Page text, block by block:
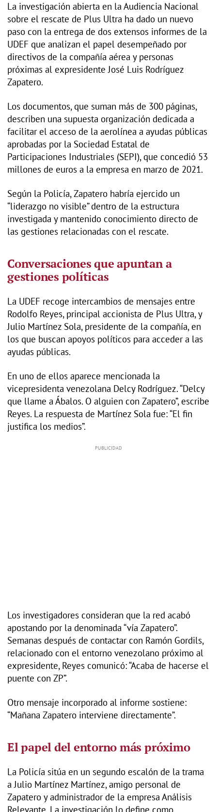
La investigación abierta en la Audiencia Nacional
sobre el rescate de Plus Ultra ha dado un nuevo
paso con la entrega de dos extensos informes de la
UDEF que analizan el papel desempeñado por
directivos de la compañía aérea y personas
próximas al expresidente José Luis Rodríguez
Zapatero.
Los documentos, que suman más de 300 páginas,
describen una supuesta organización dedicada a
facilitar el acceso de la aerolínea a ayudas públicas
aprobadas por la Sociedad Estatal de
Participaciones Industriales (SEPI), que concedió 53
millones de euros a la empresa en marzo de 2021.
Según la Policía, Zapatero habría ejercido un
“liderazgo no visible” dentro de la estructura
investigada y mantenido conocimiento directo de
las gestiones relacionadas con el rescate.
Conversaciones que apuntan a
gestiones políticas
La UDEF recoge intercambios de mensajes entre
Rodolfo Reyes, principal accionista de Plus Ultra, y
Julio Martínez Sola, presidente de la compañía, en
los que buscan apoyos políticos para acceder a las
ayudas públicas.
En uno de ellos aparece mencionada la
vicepresidenta venezolana Delcy Rodríguez. “Delcy
que llame a Ábalos. O alguien con Zapatero”, escribe
Reyes. La respuesta de Martínez Sola fue: “El fin
justifica los medios”.
Los investigadores consideran que la red acabó
apostando por la denominada “vía Zapatero”.
Semanas después de contactar con Ramón Gordils,
relacionado con el entorno venezolano próximo al
expresidente, Reyes comunicó: “Acaba de hacerse el
puente con ZP”.
Otro mensaje incorporado al informe sostiene:
“Mañana Zapatero interviene directamente”.
El papel del entorno más próximo
La Policía sitúa en un segundo escalón de la trama
a Julio Martínez Martínez, amigo personal de
Zapatero y administrador de la empresa Análisis
Relevante. La investigación lo define como